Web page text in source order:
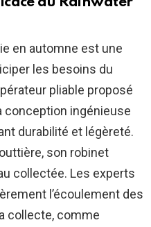
en automne est une
les besoins du
pliable proposé
conception ingénieuse
durabilité et légèreté.
son robinet
collectée. Les experts
l’écoulement des
collecte, comme